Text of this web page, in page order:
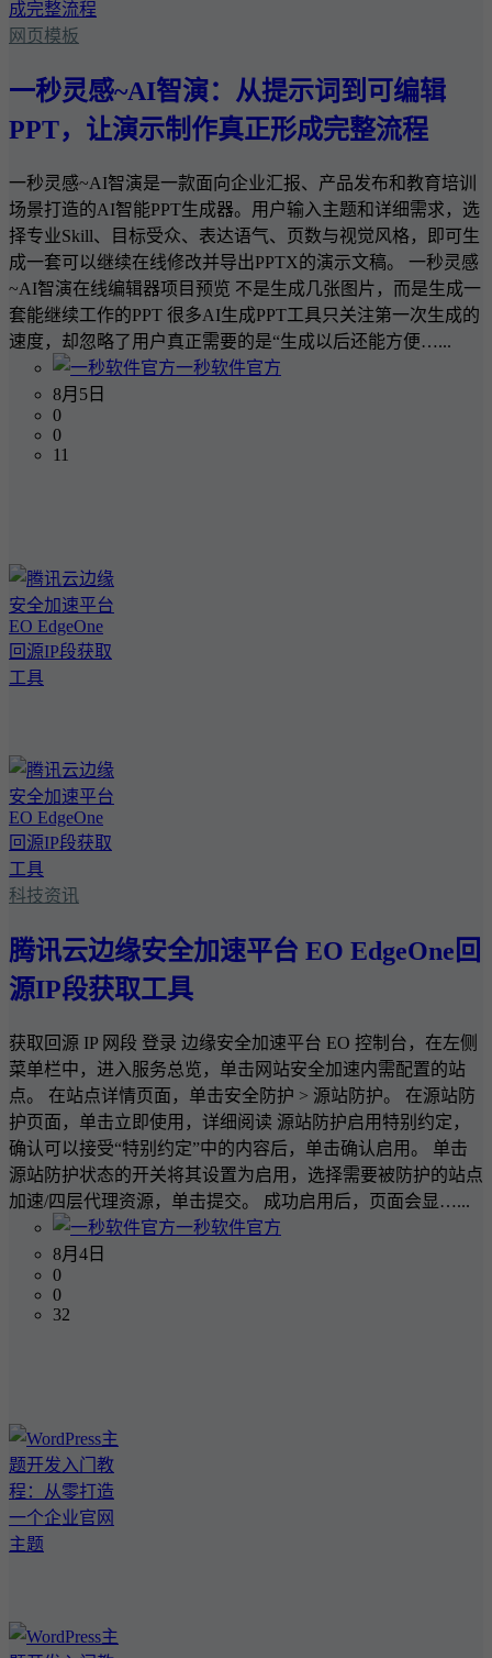
网页模板
一秒灵感~AI智演：从提示词到可编辑
PPT，让演示制作真正形成完整流程
一秒灵感~AI智演是一款面向企业汇报、产品发布和教育培训
场景打造的AI智能PPT生成器。用户输入主题和详细需求，选
择专业Skill、目标受众、表达语气、页数与视觉风格，即可生
成一套可以继续在线修改并导出PPTX的演示文稿。 一秒灵感
~AI智演在线编辑器项目预览 不是生成几张图片，而是生成一
套能继续工作的PPT 很多AI生成PPT工具只关注第一次生成的
速度，却忽略了用户真正需要的是“生成以后还能方便…...
一秒软件官方
8月5日
0
0
11
科技资讯
腾讯云边缘安全加速平台 EO EdgeOne回
源IP段获取工具
获取回源 IP 网段 登录 边缘安全加速平台 EO 控制台，在左侧
菜单栏中，进入服务总览，单击网站安全加速内需配置的站
点。 在站点详情页面，单击安全防护 > 源站防护。 在源站防
护页面，单击立即使用，详细阅读 源站防护启用特别约定，
确认可以接受“特别约定”中的内容后，单击确认启用。 单击
源站防护状态的开关将其设置为启用，选择需要被防护的站点
加速/四层代理资源，单击提交。 成功启用后，页面会显…...
一秒软件官方
8月4日
0
0
32